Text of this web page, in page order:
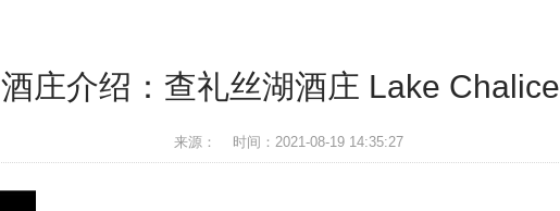
酒庄介绍：查礼丝湖酒庄 Lake Chalice
来源： 时间：2021-08-19 14:35:27